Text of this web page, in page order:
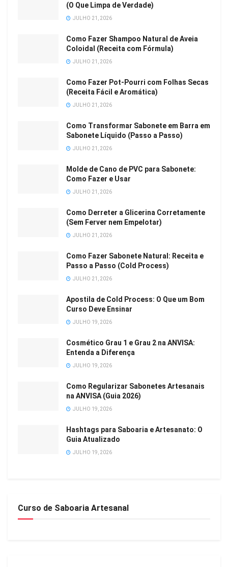
(O Que Limpa de Verdade)
JULHO 21, 2026
Como Fazer Shampoo Natural de Aveia
Coloidal (Receita com Fórmula)
JULHO 21, 2026
Como Fazer Pot-Pourri com Folhas Secas
(Receita Fácil e Aromática)
JULHO 21, 2026
Como Transformar Sabonete em Barra em
Sabonete Líquido (Passo a Passo)
JULHO 21, 2026
Molde de Cano de PVC para Sabonete:
Como Fazer e Usar
JULHO 21, 2026
Como Derreter a Glicerina Corretamente
(Sem Ferver nem Empelotar)
JULHO 21, 2026
Como Fazer Sabonete Natural: Receita e
Passo a Passo (Cold Process)
JULHO 21, 2026
Apostila de Cold Process: O Que um Bom
Curso Deve Ensinar
JULHO 19, 2026
Cosmético Grau 1 e Grau 2 na ANVISA:
Entenda a Diferença
JULHO 19, 2026
Como Regularizar Sabonetes Artesanais
na ANVISA (Guia 2026)
JULHO 19, 2026
Hashtags para Saboaria e Artesanato: O
Guia Atualizado
JULHO 19, 2026
Curso de Saboaria Artesanal